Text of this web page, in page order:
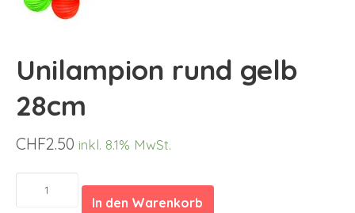
Unilampion rund gelb
28cm
CHF2.50 inkl. 8.1% MwSt.
Unilampion
gelb
In den Warenkorb